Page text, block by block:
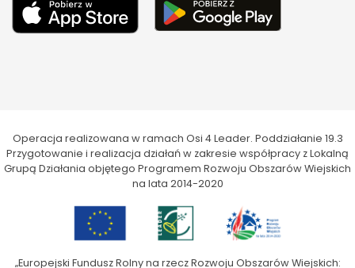
Operacja realizowana w ramach Osi 4 Leader. Poddziałanie 19.3
Przygotowanie i realizacja działań w zakresie współpracy z Lokalną
Grupą Działania objętego Programem Rozwoju Obszarów Wiejskich
na lata 2014-2020
„Europejski Fundusz Rolny na rzecz Rozwoju Obszarów Wiejskich: